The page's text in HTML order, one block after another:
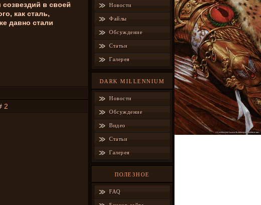
созвездий в своей
как сталь,
давно стали
2
Новости
Файлы
Обсуждение
Статьи
Галерея
DARK MILLENNIUM
Новости
Обсуждение
Видео
Статьи
Галерея
ПОЛЕЗНОЕ
FAQ